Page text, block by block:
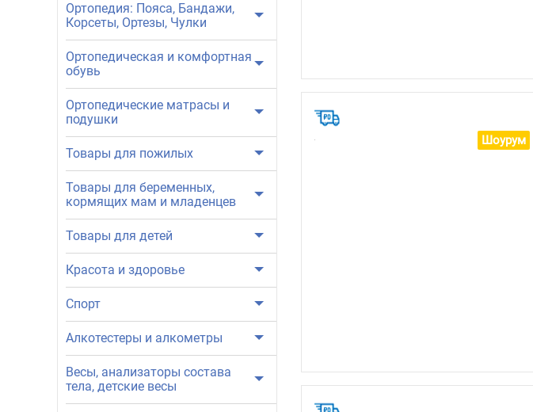
Ортопедия: Пояса, Бандажи,
Корсеты, Ортезы, Чулки
Ортопедическая и комфортная
обувь
Ортопедические матрасы и
подушки
Товары для пожилых
Товары для беременных,
кормящих мам и младенцев
Товары для детей
Красота и здоровье
Спорт
Алкотестеры и алкометры
Весы, анализаторы состава
тела, детские весы
Шоурум